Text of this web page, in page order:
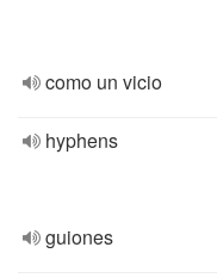
como un vicio
hyphens
guiones